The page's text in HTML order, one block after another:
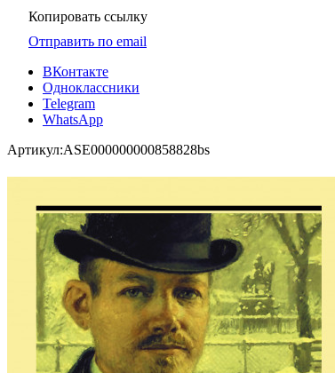
Копировать ссылку
Отправить по email
ВКонтакте
Одноклассники
Telegram
WhatsApp
Артикул:ASE000000000858828bs